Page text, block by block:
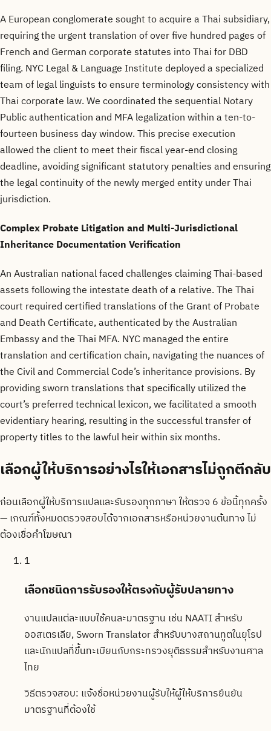
A European conglomerate sought to acquire a Thai subsidiary,
requiring the urgent translation of over five hundred pages of
French and German corporate statutes into Thai for DBD
filing. NYC Legal & Language Institute deployed a specialized
team of legal linguists to ensure terminology consistency with
Thai corporate law. We coordinated the sequential Notary
Public authentication and MFA legalization within a ten-to-
fourteen business day window. This precise execution
allowed the client to meet their fiscal year-end closing
deadline, avoiding significant statutory penalties and ensuring
the legal continuity of the newly merged entity under Thai
jurisdiction.
Complex Probate Litigation and Multi-Jurisdictional
Inheritance Documentation Verification
An Australian national faced challenges claiming Thai-based
assets following the intestate death of a relative. The Thai
court required certified translations of the Grant of Probate
and Death Certificate, authenticated by the Australian
Embassy and the Thai MFA. NYC managed the entire
translation and certification chain, navigating the nuances of
the Civil and Commercial Code’s inheritance provisions. By
providing sworn translations that specifically utilized the
court’s preferred technical lexicon, we facilitated a smooth
evidentiary hearing, resulting in the successful transfer of
property titles to the lawful heir within six months.
เลือกผู้ให้บริการอย่างไรให้เอกสารไม่ถูกตีกลับ
ก่อนเลือกผู้ให้บริการแปลและรับรองทุกภาษา ให้ตรวจ 6 ข้อนี้ทุกครั้ง
— เกณฑ์ทั้งหมดตรวจสอบได้จากเอกสารหรือหน่วยงานต้นทาง ไม่
ต้องเชื่อคำโฆษณา
1
เลือกชนิดการรับรองให้ตรงกับผู้รับปลายทาง
งานแปลแต่ละแบบใช้คนละมาตรฐาน เช่น NAATI สำหรับ
ออสเตรเลีย, Sworn Translator สำหรับบางสถานทูตในยุโรป
และนักแปลที่ขึ้นทะเบียนกับกระทรวงยุติธรรมสำหรับงานศาล
ไทย
วิธีตรวจสอบ: แจ้งชื่อหน่วยงานผู้รับให้ผู้ให้บริการยืนยัน
มาตรฐานที่ต้องใช้